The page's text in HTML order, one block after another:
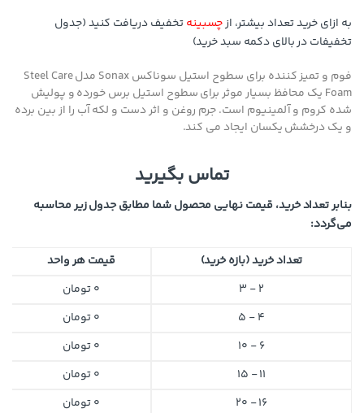
به ازای خرید تعداد بیشتر، ازچسبینهتخفیف دریافت کنید (جدول
تخفیفات در بالای دکمه سبد خرید)
فوم و تمیز کننده برای سطوح استیل سوناکس Sonax مدل Steel Care
Foam یک محافظ بسیار موثر برای سطوح استیل برس خورده و پولیش
شده کروم و آلمینیوم است. جرم روغن و اثر دست و لکه آب را از بین برده
و یک درخشش یکسان ایجاد می کند.
تماس بگیرید
بنابر تعداد خرید، قیمت نهایی محصول شما مطابق جدول زیر محاسبه
می‌گردد:
تعداد خرید (بازه خرید)
قیمت هر واحد
2 - 3
0تومان
4 - 5
0تومان
6 - 10
0تومان
11 - 15
0تومان
16 - 20
0تومان